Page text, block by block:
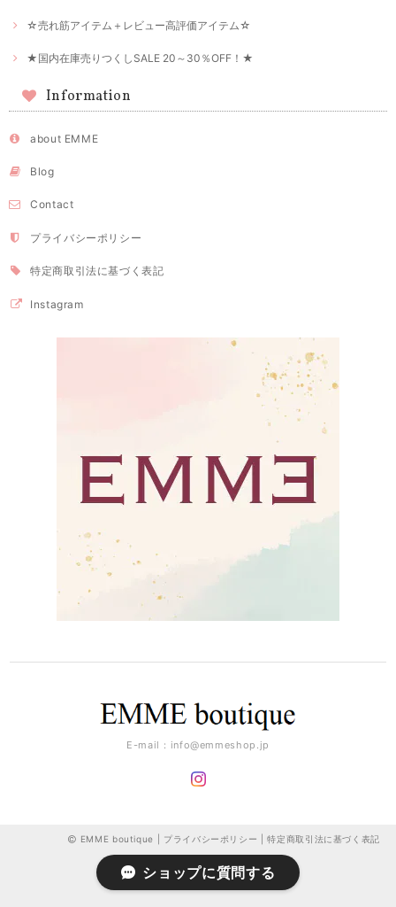
☆売れ筋アイテム＋レビュー高評価アイテム☆
★国内在庫売りつくしSALE 20～30％OFF！★
Information
about EMME
Blog
Contact
プライバシーポリシー
特定商取引法に基づく表記
Instagram
E-mail： info@emmeshop.jp
EMME boutique | プライバシーポリシー |特定商取引法に基づく表記
ショップに質問する